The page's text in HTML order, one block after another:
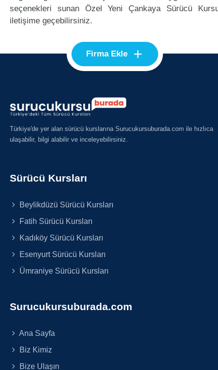
seçenekleri sunan Özel Yeni Çankaya Sürücü
iletişime geçebilirsiniz.
Firma Ekle +
Türkiye'de yer alan sürücü kurslarına Surucukursuburada.com ile hızlıca
ulaşabilir, bilgi alabilir ve inceleyebilirsiniz.
Sürücü Kursları
Beylikdüzü Sürücü Kursları
Fatih Sürücü Kursları
Kadıköy Sürücü Kursları
Esenyurt Sürücü Kursları
Ümraniye Sürücü Kursları
Surucukursuburada.com
Ana Sayfa
Biz Kimiz
Bize Ulaşın